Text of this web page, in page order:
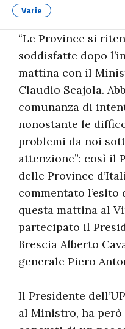
Varie
“Le Province si
soddisfatte dopo
mattina con il
Claudio Scajola.
comunanza di
nonostante le
problemi da noi
attenzione”: così il
delle Province
commentato l’esito
questa mattina al
partecipato il
Brescia Alberto
generale Piero
Il Presidente
al Ministro, ha